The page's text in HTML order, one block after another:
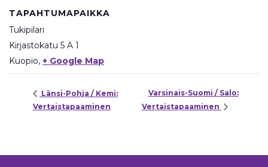
TAPAHTUMAPAIKKA
Tukipilari
Kirjastokatu 5 A 1
Kuopio, + Google Map
Länsi-Pohja / Kemi:
Vertaistapaaminen
Varsinais-Suomi / Salo:
Vertaistapaaminen